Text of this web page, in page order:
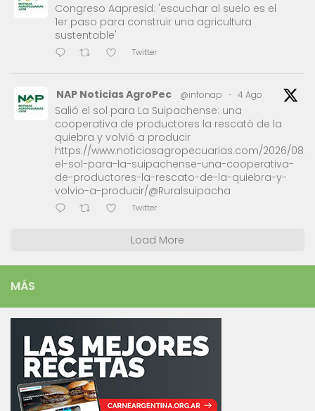
Congreso Aapresid: 'escuchar al suelo es el
1er paso para construir una agricultura
sustentable'
Twitter
NAP Noticias AgroPec @infonap · 4 Ago
Salió el sol para La Suipachense: una
cooperativa de productores la rescató de la
quiebra y volvió a producir
https://www.noticiasagropecuarias.com/2026/08/
el-sol-para-la-suipachense-una-cooperativa-
de-productores-la-rescato-de-la-quiebra-y-
volvio-a-producir/@Ruralsuipacha
Twitter
Load More
MÁS